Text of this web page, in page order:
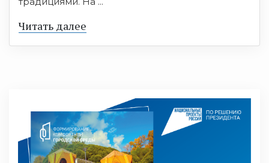
Читать далее